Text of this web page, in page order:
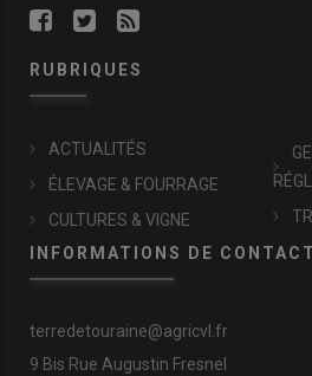
RUBRIQUES
ACTUALITÉS
ÉLEVAGE & FOURRAGE
CULTURES & VIGNE
INFORMATIONS DE CONTACT
terredetouraine@agricvl.fr
9 Bis Rue Augustin Fresnel